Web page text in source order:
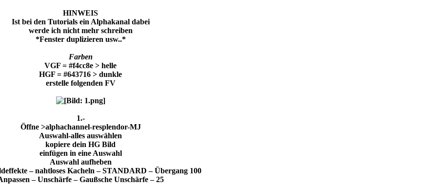
HINWEIS
Ist bei den Tutorials ein Alphakanal dabei
werde ich nicht mehr schreiben
*Fenster duplizieren usw..*
Farben
VGF = #f4cc8e > helle
HGF = #643716 > dunkle
erstelle folgenden FV
1.-
Öffne >alphachannel-resplendor-MJ
Auswahl-alles auswählen
kopiere dein HG Bild
einfügen in eine Auswahl
Auswahl aufheben
– nahtloses Kacheln – STANDARD – Übergang 100
– Unschärfe – Gaußsche Unschärfe – 25